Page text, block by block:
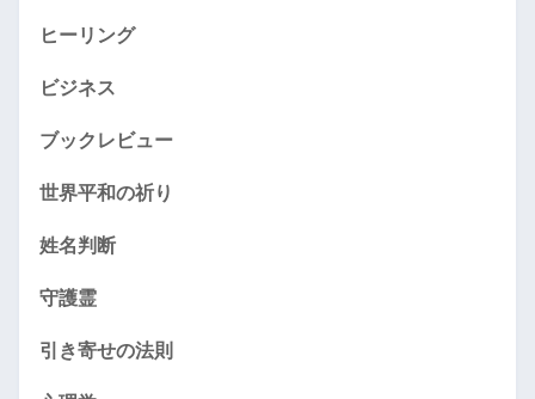
ヒーリング
ビジネス
ブックレビュー
世界平和の祈り
姓名判断
守護霊
引き寄せの法則